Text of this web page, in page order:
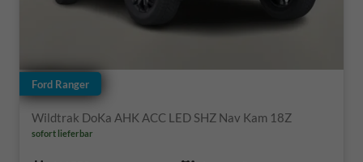
Ford Ranger
Wildtrak DoKa AHK ACC LED SHZ Nav Kam 18Z
sofort lieferbar